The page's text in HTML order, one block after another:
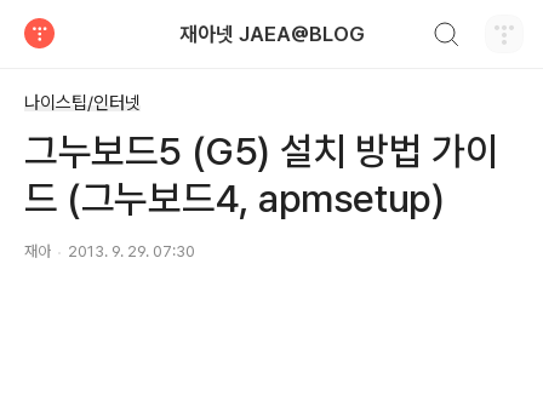
재아넷 JAEA@BLOG
나이스팁/인터넷
그누보드5 (G5) 설치 방법 가이
드 (그누보드4, apmsetup)
재아 2013. 9. 29. 07:30